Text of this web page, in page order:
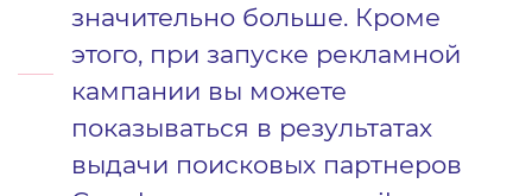
значительно больше. Кроме
этого, при запуске рекламной
кампании вы можете
показываться в результатах
выдачи поисковых партнеров